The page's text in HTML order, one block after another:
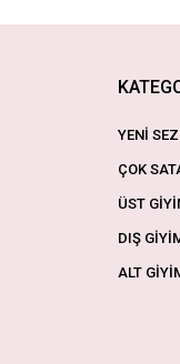
YENİ
ÇOK
ÜST
DIŞ
ALT